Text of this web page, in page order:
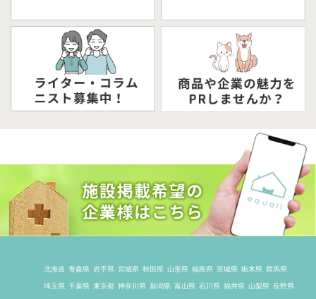
北海道 青森県 岩手県 宮城県 秋田県 山形県 福島県 茨城県 栃木県 群馬県
埼玉県 千葉県 東京都 神奈川県 新潟県 富山県 石川県 福井県 山梨県 長野県